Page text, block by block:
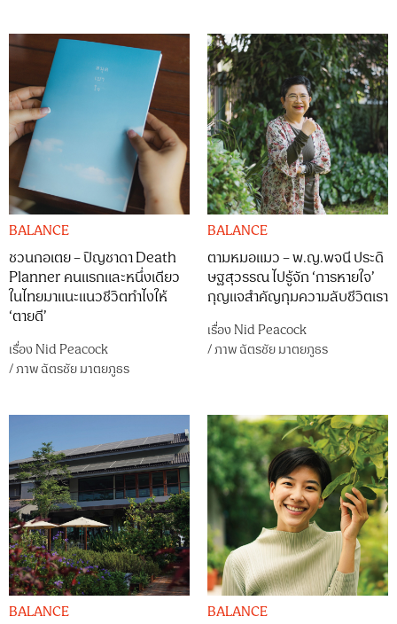
BALANCE
ชวนกอเตย – ปิญชาดา Death
Planner คนแรกและหนึ่งเดียว
ในไทยมาแนะแนวชีวิตทำไงให้
‘ตายดี’
เรื่อง Nid Peacock
/ภาพฉัตรชัย มาตยภูธร
BALANCE
ตามหมอแมว – พ.ญ.พจนี ประดิ
ษฐสุวรรณ ไปรู้จัก ‘การหายใจ’
กุญแจสำคัญกุมความลับชีวิตเรา
เรื่อง Nid Peacock
/ภาพฉัตรชัย มาตยภูธร
BALANCE BALANCE